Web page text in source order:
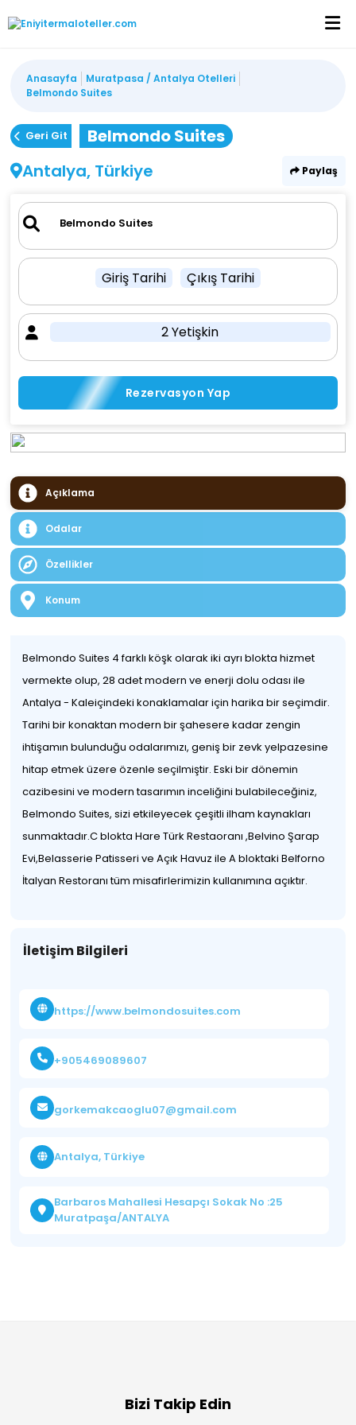
Anasayfa
Muratpasa / Antalya Otelleri
Belmondo Suites
Geri Git
Belmondo Suites
Antalya, Türkiye
Paylaş
Giriş Tarihi Çıkış Tarihi
2 Yetişkin
Rezervasyon Yap
Açıklama
Odalar
Özellikler
Konum
Belmondo Suites 4 farklı köşk olarak iki ayrı blokta hizmet
vermekte olup, 28 adet modern ve enerji dolu odası ile
Antalya - Kaleiçindeki konaklamalar için harika bir seçimdir.
Tarihi bir konaktan modern bir şahesere kadar zengin
ihtişamın bulunduğu odalarımızı, geniş bir zevk yelpazesine
hitap etmek üzere özenle seçilmiştir. Eski bir dönemin
cazibesini ve modern tasarımın inceliğini bulabileceğiniz,
Belmondo Suites, sizi etkileyecek çeşitli ilham kaynakları
sunmaktadır.C blokta Hare Türk Restaoranı ,Belvino Şarap
Evi,Belasserie Patisseri ve Açık Havuz ile A bloktaki Belforno
İtalyan Restoranı tüm misafirlerimizin kullanımına açıktır.
İletişim Bilgileri
https://www.belmondosuites.com
+905469089607
gorkemakcaoglu07@gmail.com
Antalya, Türkiye
Barbaros Mahallesi Hesapçı Sokak No :25
Muratpaşa/ANTALYA
Bizi Takip Edin